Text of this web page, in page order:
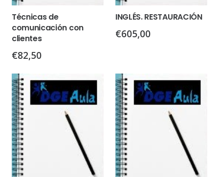
Técnicas de
comunicación con
clientes
€82,50
INGLÉS. RESTAURACIÓN
€605,00